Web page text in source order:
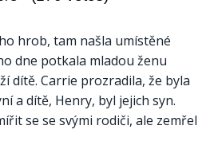
hrob, tam našla umístěné
dne potkala mladou ženu
dítě. Carrie prozradila, že byla
a dítě, Henry, byl jejich syn.
se se svými rodiči, ale zemřel